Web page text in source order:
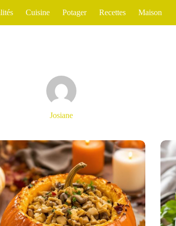
Cuisine Potager Recettes Maison
Josiane